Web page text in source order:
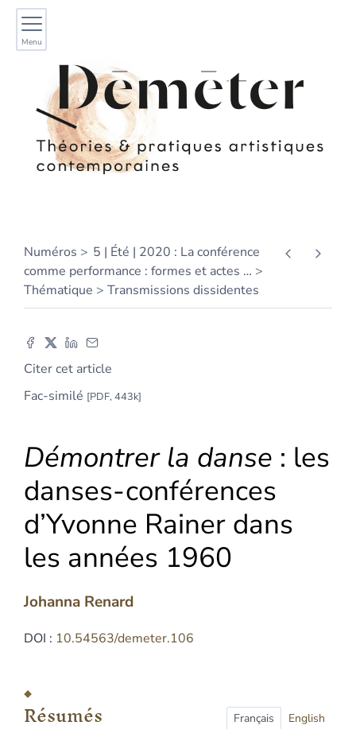
Menu
Numéros
5 | Été | 2020 : La conférence
comme performance : formes et actes …
Thématique
Transmissions dissidentes
Citer cet article
Fac-similé [PDF, 443k]
Démontrer la danse : les
danses-conférences
d’Yvonne Rainer dans
les années 1960
Johanna Renard
DOI : 10.54563/demeter.106
Index
Plan
Résumés Français English